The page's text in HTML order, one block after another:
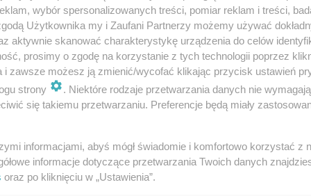
wyprowadzenie pasażerów z budynku było
pełnego bezpieczeństwa wszystkim osobom
dokładnego zbadania sytuacji.
wybór spersonalizowanych treści, pomiar reklam i treści,
Użytkownika my i Zaufani Partnerzy możemy używać
aktywnie skanować charakterystykę urządzenia do celów
prosimy o zgodę na korzystanie z tych technologii poprzez
i zawsze możesz ją zmienić/wycofać klikając przycisk ustawień
strony
. Niektóre rodzaje przetwarzania danych nie
się takiemu przetwarzaniu. Preferencje będą miały
informacjami, abyś mógł świadomie i komfortowo korzystać z
informacje dotyczące przetwarzania Twoich danych
oraz po kliknięciu w „Ustawienia”.